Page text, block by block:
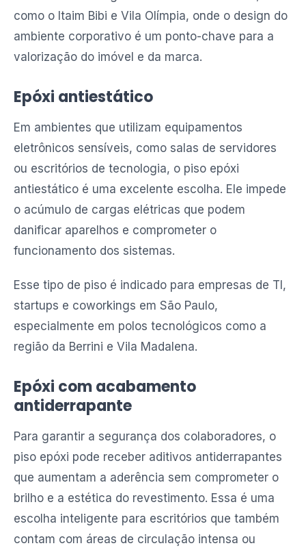
como o Itaim Bibi e Vila Olímpia, onde o design do
ambiente corporativo é um ponto-chave para a
valorização do imóvel e da marca.
Epóxi antiestático
Em ambientes que utilizam equipamentos
eletrônicos sensíveis, como salas de servidores
ou escritórios de tecnologia, o piso epóxi
antiestático é uma excelente escolha. Ele impede
o acúmulo de cargas elétricas que podem
danificar aparelhos e comprometer o
funcionamento dos sistemas.
Esse tipo de piso é indicado para empresas de TI,
startups e coworkings em São Paulo,
especialmente em polos tecnológicos como a
região da Berrini e Vila Madalena.
Epóxi com acabamento
antiderrapante
Para garantir a segurança dos colaboradores, o
piso epóxi pode receber aditivos antiderrapantes
que aumentam a aderência sem comprometer o
brilho e a estética do revestimento. Essa é uma
escolha inteligente para escritórios que também
contam com áreas de circulação intensa ou